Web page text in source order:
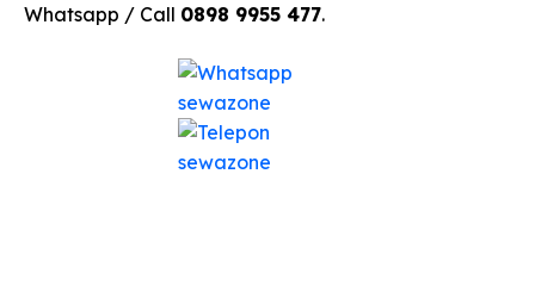
Whatsapp / Call 0898 9955 477.